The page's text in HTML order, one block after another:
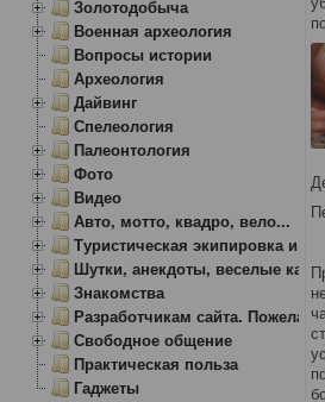
Золотодобыча
Военная археология
Вопросы истории
Археология
Дайвинг
Спелеология
Палеонтология
Фото
Видео
Авто, мотто, квадро, вело...
Туристическая экипировка и
Шутки, анекдоты, веселые
Знакомства
Разработчикам сайта.
Свободное общение
Практическая польза
Гаджеты